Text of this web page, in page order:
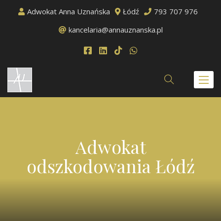
Adwokat Anna Uznańska Łódź
793 707 976
kancelaria@annauznanska.pl
Adwokat
odszkodowania Łódź